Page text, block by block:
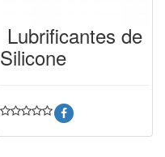
Lubrificantes de
Silicone